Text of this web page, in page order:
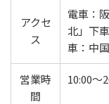
アクセ
ス
電車：
北」下
車：中
営業時
間
10:00～